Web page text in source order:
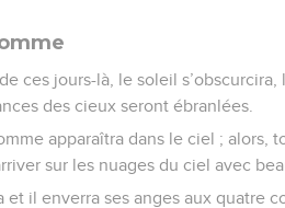
ces jours-là, le soleil
des cieux seront ébranlées.
apparaîtra dans le ciel ; alors,
sur les nuages du ciel avec
il enverra ses anges aux quatre